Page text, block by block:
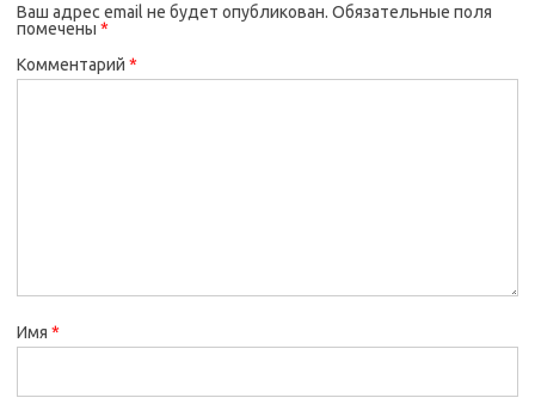
Ваш адрес email не будет опубликован. Обязательные поля
помечены *
Комментарий *
Имя *